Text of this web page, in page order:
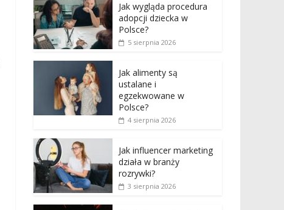
Jak wygląda procedura
adopcji dziecka w
Polsce?
5 sierpnia 2026
Jak alimenty są
ustalane i
egzekwowane w
Polsce?
4 sierpnia 2026
Jak influencer marketing
działa w branży
rozrywki?
3 sierpnia 2026